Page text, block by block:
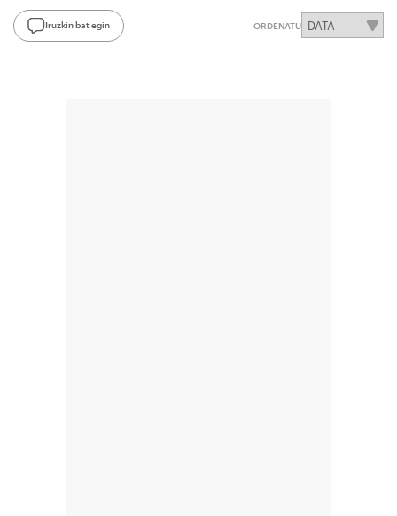
Iruzkin bat egin ORDENATU